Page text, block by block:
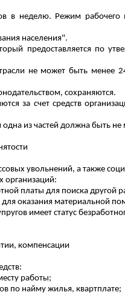
неделю. Режим рабочего
населения".
предоставляется по
не может быть менее
сохраняются.
за счет средств
из частей должна быть
увольнений, а также
организаций:
платы для поиска другой
для оказания материальной
имеет статус
компенсации
работы;
по найму жилья, квартплате;